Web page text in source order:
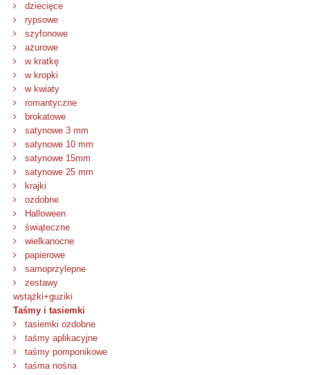
dziecięce
rypsowe
szyfonowe
ażurowe
w kratkę
w kropki
w kwiaty
romantyczne
brokatowe
satynowe 3 mm
satynowe 10 mm
satynowe 15mm
satynowe 25 mm
krajki
ozdobne
Halloween
świąteczne
wielkanocne
papierowe
samoprzylepne
zestawy
wstążki+guziki
Taśmy i tasiemki
tasiemki ozdobne
taśmy aplikacyjne
taśmy pomponikowe
taśma nośna